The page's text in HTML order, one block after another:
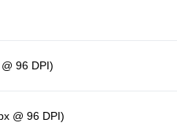
96 DPI)
@ 96 DPI)